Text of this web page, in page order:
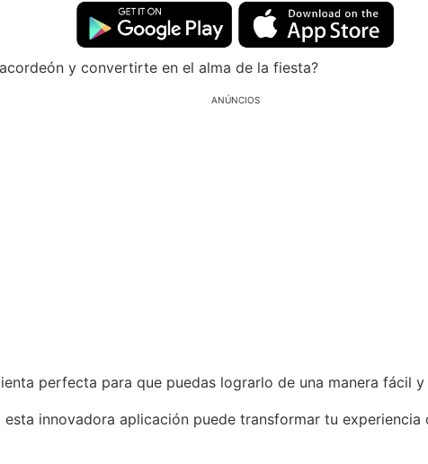
y convertirte en el alma de la fiesta?
ANÚNCIOS
perfecta para que puedas lograrlo de una manera fácil
innovadora aplicación puede transformar tu